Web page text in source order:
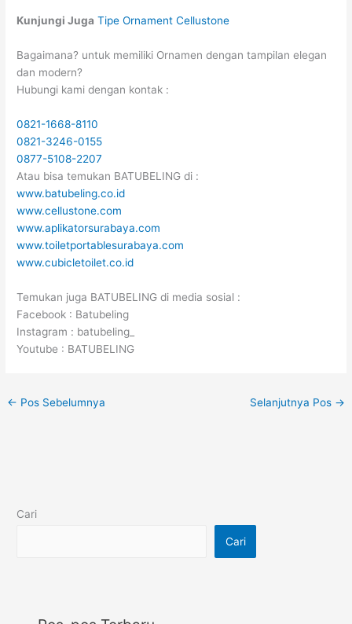
Kunjungi Juga Tipe Ornament Cellustone
Bagaimana? untuk memiliki Ornamen dengan tampilan elegan
dan modern?
Hubungi kami dengan kontak :
0821-1668-8110
0821-3246-0155
0877-5108-2207
Atau bisa temukan BATUBELING di :
www.batubeling.co.id
www.cellustone.com
www.aplikatorsurabaya.com
www.toiletportablesurabaya.com
www.cubicletoilet.co.id
Temukan juga BATUBELING di media sosial :
Facebook : Batubeling
Instagram : batubeling_
Youtube : BATUBELING
← Pos Sebelumnya Selanjutnya Pos →
Cari
Cari